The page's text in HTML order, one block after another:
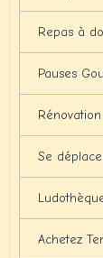
Repas à
Pauses
Se
Achetez